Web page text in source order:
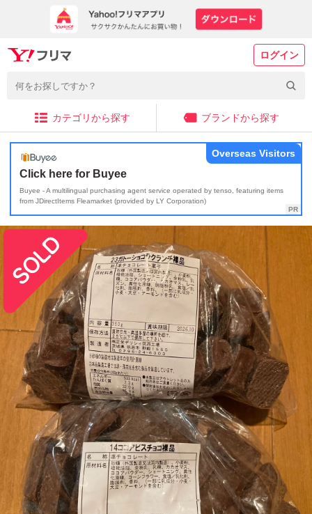
ログイン
カテゴリから探す ブランドから探す
Click here for Buyee
Buyee - A multilingual purchasing agent service operated by tenso, featuring items
from JDirectItems Fleamarket (provided by LY Corporation)
Overseas Visitors